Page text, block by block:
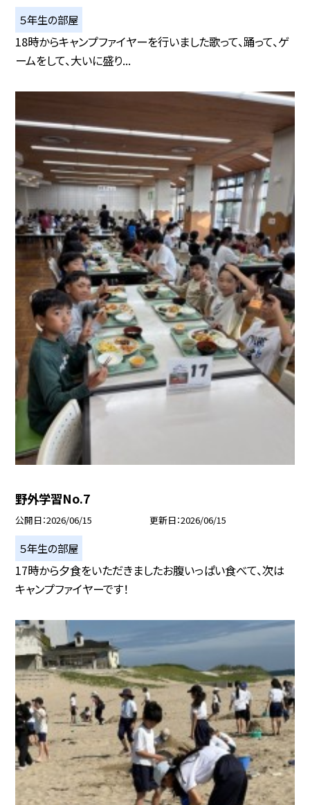
５年生の部屋
18時からキャンプファイヤーを行いました歌って、踊って、ゲ
ームをして、大いに盛り...
野外学習No.7
公開日 2026/06/15 更新日 2026/06/15
５年生の部屋
17時から夕食をいただきましたお腹いっぱい食べて、次は
キャンプファイヤーです！